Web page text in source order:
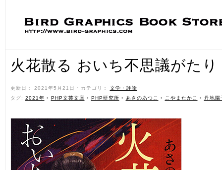
火花散る おいち不思議がたり
更新日： 2021年5月21日 ˑ カテゴリ： 文学・評論 ˑ
タグ: 2021年 • PHP文芸文庫 • PHP研究所 • あさのあつこ • こやまたかこ • 丹地陽